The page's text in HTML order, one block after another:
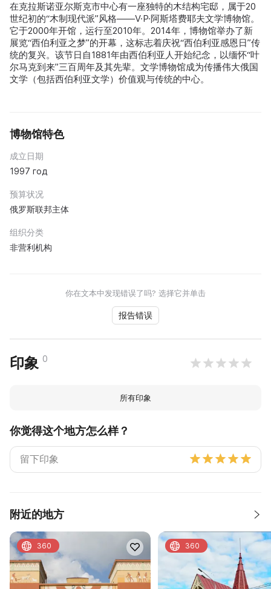
在克拉斯诺亚尔斯克市中心有一座独特的木结构宅邸，属于20
世纪初的“木制现代派”风格——V·P·阿斯塔费耶夫文学博物馆。
它于2000年开馆，运行至2010年。2014年，博物馆举办了新
展览“西伯利亚之梦”的开幕，这标志着庆祝“西伯利亚感恩日”传
统的复兴。该节日自1881年由西伯利亚人开始纪念，以缅怀“叶
尔马克到来”三百周年及其先辈。文学博物馆成为传播伟大俄国
文学（包括西伯利亚文学）价值观与传统的中心。
博物馆特色
成立日期
1997 год
预算状况
俄罗斯联邦主体
组织分类
非营利机构
你在文本中发现错误了吗? 选择它并单击
报告错误
印象 0
所有印象
你觉得这个地方怎么样？
附近的地方
360 360